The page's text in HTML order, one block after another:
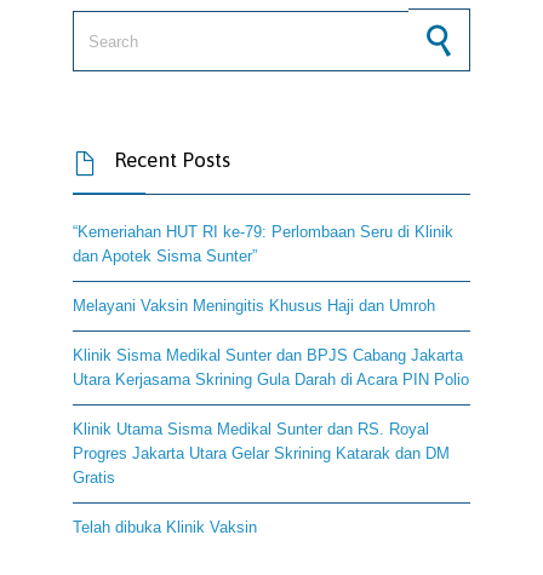
 Recent Posts
“Kemeriahan HUT RI ke-79: Perlombaan Seru di Klinik
dan Apotek Sisma Sunter”
Melayani Vaksin Meningitis Khusus Haji dan Umroh
Klinik Sisma Medikal Sunter dan BPJS Cabang Jakarta
Utara Kerjasama Skrining Gula Darah di Acara PIN Polio
Klinik Utama Sisma Medikal Sunter dan RS. Royal
Progres Jakarta Utara Gelar Skrining Katarak dan DM
Gratis
Telah dibuka Klinik Vaksin